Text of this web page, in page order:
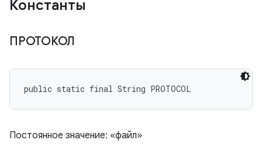
Константы
ПРОТОКОЛ
public static final String PROTOCOL
Постоянное значение: «файл»